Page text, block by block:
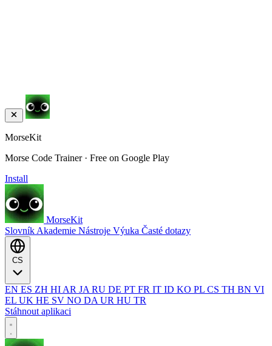
MorseKit
Morse Code Trainer · Free on Google Play
Install
MorseKit
Slovník Akademie Nástroje Výuka Časté dotazy
EN ES ZH HI AR JA RU DE PT FR IT ID KO PL CS TH BN VI
EL UK HE SV NO DA UR HU TR
Stáhnout aplikaci